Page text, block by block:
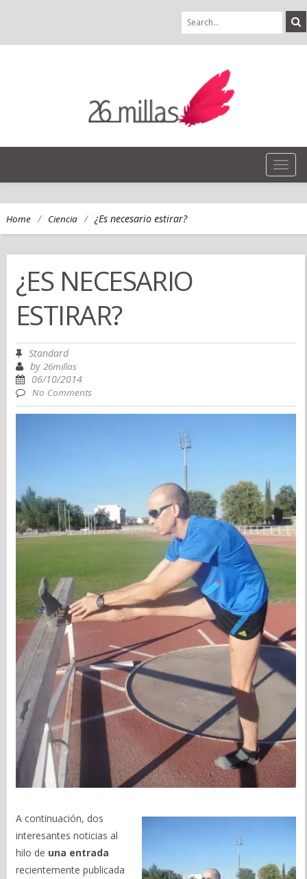
Home / Ciencia / ¿Es necesario estirar?
¿ES NECESARIO
ESTIRAR?
Standard
by26millas
06/10/2014
No Comments
A continuación, dos
interesantes noticias al
hilo de una entrada
recientemente publicada